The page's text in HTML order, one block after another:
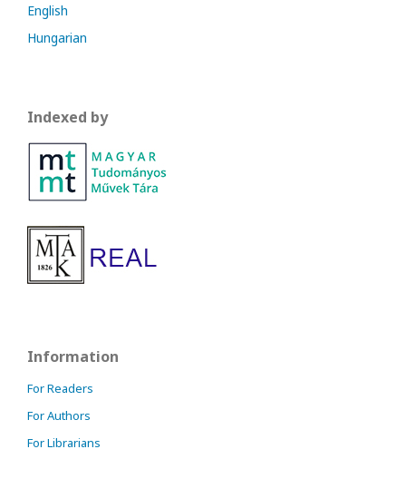
English
Hungarian
Indexed by
Information
For Readers
For Authors
For Librarians